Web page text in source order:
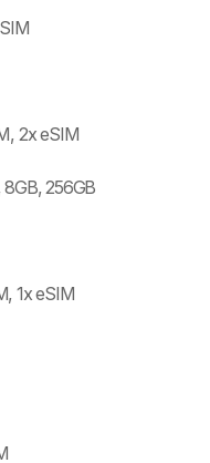
2x eSIM
8GB, 256GB
1x eSIM